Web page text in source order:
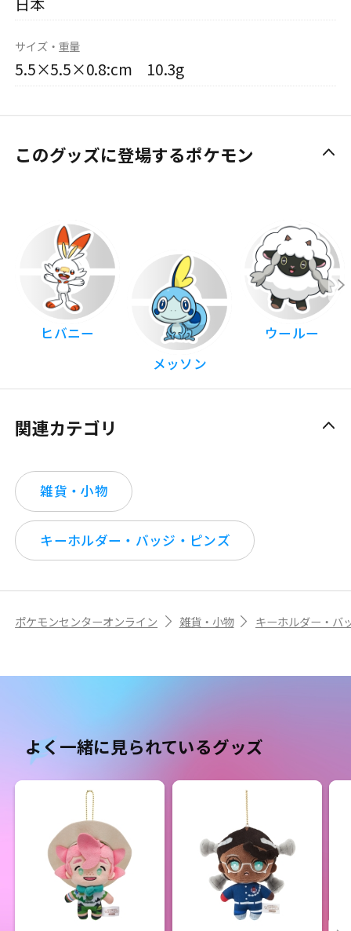
サイズ・重量
5.5×5.5×0.8:cm 10.3g
このグッズに登場するポケモン
ヒバニー
メッソン
ウールー
関連カテゴリ
雑貨・小物
キーホルダー・バッジ・ピンズ
ポケモンセンターオンライン 雑貨・小物 キーホルダー・バ
よく一緒に見られているグッズ